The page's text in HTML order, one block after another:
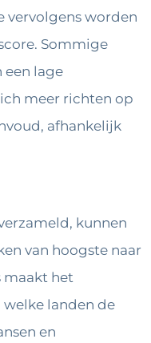
vervolgens worden
Sommige
een lage
meer richten op
afhankelijk
kunnen
van hoogste naar
maakt het
landen de
en